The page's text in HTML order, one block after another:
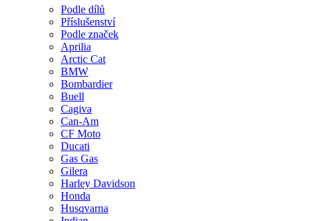
Podle dílů
Příslušenství
Podle značek
Aprilia
Arctic Cat
BMW
Bombardier
Buell
Cagiva
Can-Am
CF Moto
Ducati
Gas Gas
Gilera
Harley Davidson
Honda
Husqvarna